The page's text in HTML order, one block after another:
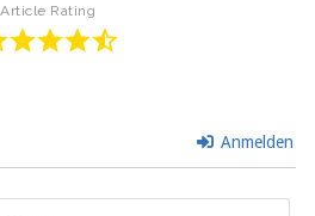
Article Rating
Anmelden